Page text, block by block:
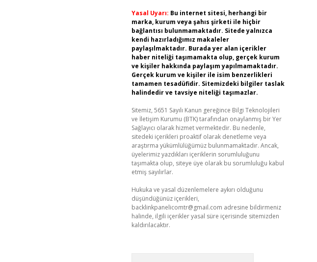
Yasal Uyarı: Bu internet sitesi, herhangi bir
marka, kurum veya şahıs şirketi ile hiçbir
bağlantısı bulunmamaktadır. Sitede yalnızca
kendi hazırladığımız makaleler
paylaşılmaktadır. Burada yer alan içerikler
haber niteliği taşımamakta olup, gerçek kurum
ve kişiler hakkında paylaşım yapılmamaktadır.
Gerçek kurum ve kişiler ile isim benzerlikleri
tamamen tesadüfidir. Sitemizdeki bilgiler taslak
halindedir ve tavsiye niteliği taşımazlar.
Sitemiz, 5651 Sayılı Kanun gereğince Bilgi Teknolojileri
ve İletişim Kurumu (BTK) tarafından onaylanmış bir Yer
Sağlayıcı olarak hizmet vermektedir. Bu nedenle,
sitedeki içerikleri proaktif olarak denetleme veya
araştırma yükümlülüğümüz bulunmamaktadır. Ancak,
üyelerimiz yazdıkları içeriklerin sorumluluğunu
taşımakta olup, siteye üye olarak bu sorumluluğu kabul
etmiş sayılırlar.
Hukuka ve yasal düzenlemelere aykırı olduğunu
düşündüğünüz içerikleri,
backlinkpanelicomtr@gmail.com adresine bildirmeniz
halinde, ilgili içerikler yasal süre içerisinde sitemizden
kaldırılacaktır.